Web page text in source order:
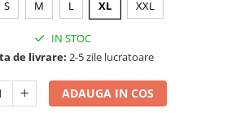
S M L XL XXL
IN STOC
de livrare: 2-5 zile lucratoare
ADAUGA IN COS